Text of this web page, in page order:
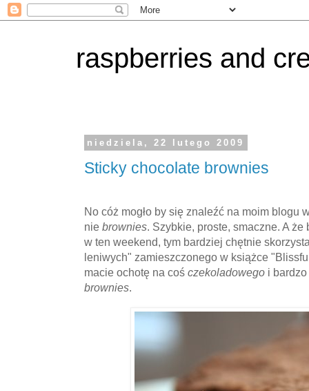
raspberries and
niedziela, 22 lutego 2009
Sticky chocolate brownies
No cóż mogło by się znaleźć na moim blogu
nie brownies. Szybkie, proste, smaczne. A
w ten weekend, tym bardziej chętnie
leniwych" zamieszczonego w książce
macie ochotę na coś czekoladowego i bardzo
brownies.